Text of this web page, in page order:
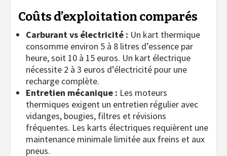
Coûts d’exploitation comparés
Carburant vs électricité : Un kart thermique
consomme environ 5 à 8 litres d’essence par
heure, soit 10 à 15 euros. Un kart électrique
nécessite 2 à 3 euros d’électricité pour une
recharge complète.
Entretien mécanique : Les moteurs
thermiques exigent un entretien régulier avec
vidanges, bougies, filtres et révisions
fréquentes. Les karts électriques requièrent une
maintenance minimale limitée aux freins et aux
pneus.